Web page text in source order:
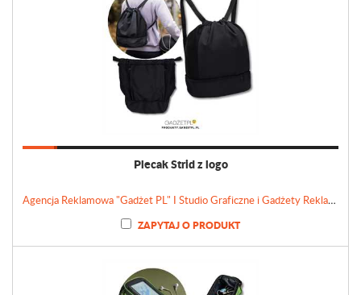
Plecak Strid z logo
Agencja Reklamowa "Gadżet PL" I Studio Graficzne i Gadżety Reklamowe
ZAPYTAJ O PRODUKT